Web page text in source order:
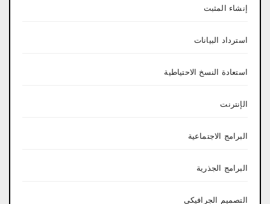
إنشاء المثبت
استرداد البيانات
استعادة النسخ الاحتياطية
الإنترنت
البرامج الاجتماعية
البرامج الجذرية
التصميم الجرافيكي